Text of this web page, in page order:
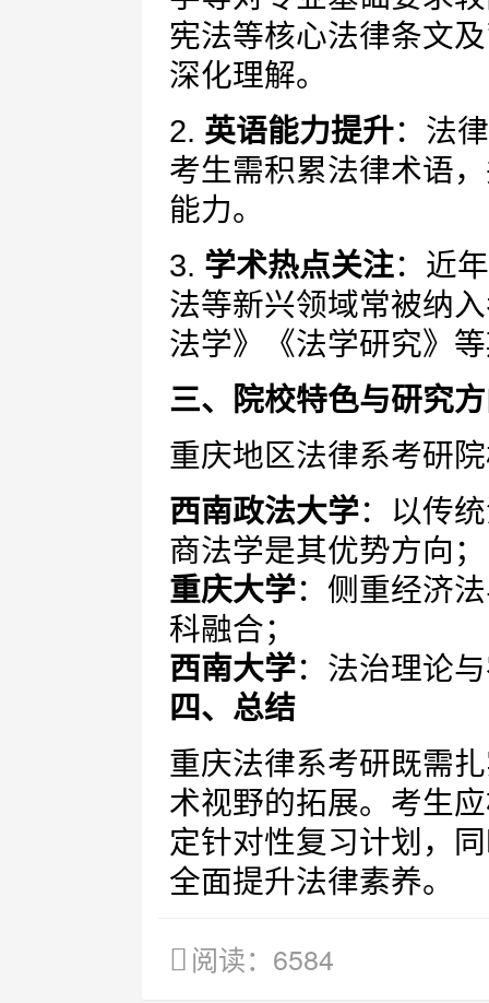
宪法等核心法律条文
深化理解。
2. 英语能力提升：法
考生需积累法律术语
能力。
3. 学术热点关注：近
法等新兴领域常被纳
法学》《法学研究》
三、院校特色与研究
重庆地区法律系考研
西南政法大学：以传
商法学是其优势方向；
重庆大学：侧重经济
科融合；
西南大学：法治理论
四、总结
重庆法律系考研既需
术视野的拓展。考生
定针对性复习计划，
全面提升法律素养。
阅读：6584